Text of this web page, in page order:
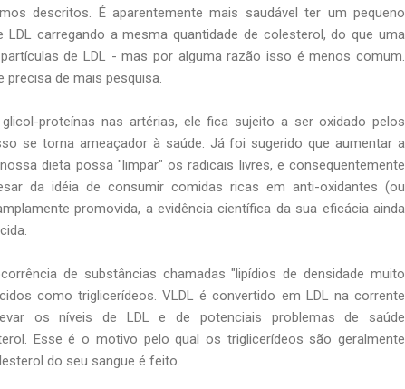
descritos. É aparentemente mais saudável ter um pequeno
LDL carregando a mesma quantidade de colesterol, do que uma
de LDL - mas por alguma razão isso é menos comum.
de mais pesquisa.
proteínas nas artérias, ele fica sujeito a ser oxidado pelos
se torna ameaçador à saúde. Já foi sugerido que aumentar a
dieta possa "limpar" os radicais livres, e consequentemente
da idéia de consumir comidas ricas em anti-oxidantes (ou
promovida, a evidência científica da sua eficácia ainda
de substâncias chamadas "lipídios de densidade muito
como triglicerídeos. VLDL é convertido em LDL na corrente
os níveis de LDL e de potenciais problemas de saúde
Esse é o motivo pelo qual os triglicerídeos são geralmente
do seu sangue é feito.